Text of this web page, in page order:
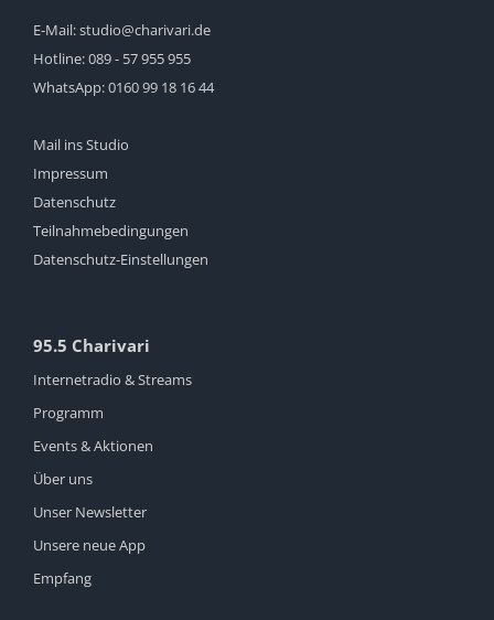
E-Mail:studio@charivari.de
Hotline:089 - 57 955 955
WhatsApp:0160 99 18 16 44
Mail ins Studio
Impressum
Datenschutz
Teilnahmebedingungen
Datenschutz-Einstellungen
95.5 Charivari
Internetradio & Streams
Programm
Events & Aktionen
Über uns
Unser Newsletter
Unsere neue App
Empfang